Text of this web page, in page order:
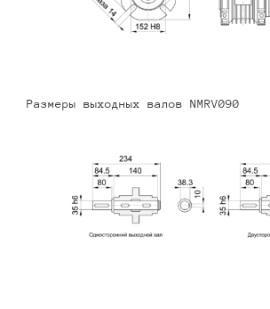
Размеры выходных валов NMRV090